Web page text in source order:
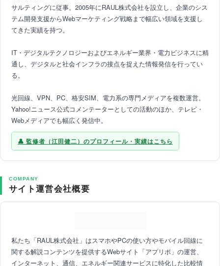
サルティングに従事。2005年にRAUL株式会社を設立し、企業のシス
テム開発支援からWebマーケティング戦略まで幅広い領域を支援し
てきた実績を持つ。
IT・デジタルテクノロジーおよびエネルギー業界・電力ビジネスに精
通し、デジタルと社会インフラの接点を捉えた情報発信を行ってい
る。
光回線、VPN、PC、格安SIM、電力系の専門メディアを複数運営。
Yahoo!ニュース公式コメンテーターとしての活動のほか、テレビ・
Webメディアでも幅広く発信中。
監修者（江田健二）のプロフィール・実績はこちら
COMPANY
サイト運営会社概要
私たち「RAUL株式会社」はスマホやPCの使い方やモバイル回線に
関する解説コンテンツを提供するWebサイト「アプリポ」の運営、
インターネット、通信、エネルギー関連サービスに特化した比較情